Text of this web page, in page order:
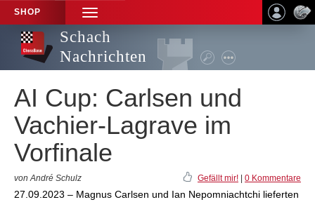
SHOP
TOGGLE
NAVIGATION
Schach
Nachrichten
AI Cup: Carlsen und
Vachier-Lagrave im
Vorfinale
von André Schulz Gefällt mir! 0 Kommentare
27.09.2023 – Magnus Carlsen und Ian Nepomniachtchi lieferten